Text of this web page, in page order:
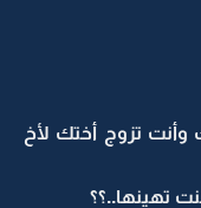
تزوج أختك لأخ
تهينها..؟؟